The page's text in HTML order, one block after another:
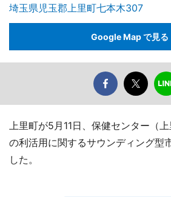
埼玉県児玉郡上里町七本木307
Google Map で見る
上里町が5月11日、保健センター（
の利活用に関するサウンディング型
した。